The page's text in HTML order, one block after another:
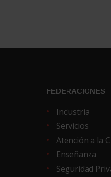
FEDERACIONES
Industria
Servicios
Atención a la
Enseñanza
Seguridad